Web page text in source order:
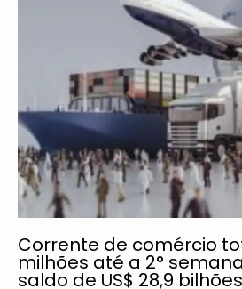
Corrente de comércio
milhões até a 2°
saldo de US$ 28,9 bilhões